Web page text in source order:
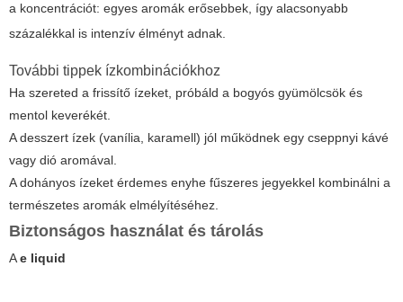
a koncentrációt: egyes aromák erősebbek, így alacsonyabb
százalékkal is intenzív élményt adnak.
További tippek ízkombinációkhoz
Ha szereted a frissítő ízeket, próbáld a bogyós gyümölcsök és
mentol keverékét.
A desszert ízek (vanília, karamell) jól működnek egy cseppnyi kávé
vagy dió aromával.
A dohányos ízeket érdemes enyhe fűszeres jegyekkel kombinálni a
természetes aromák elmélyítéséhez.
Biztonságos használat és tárolás
Ae liquid